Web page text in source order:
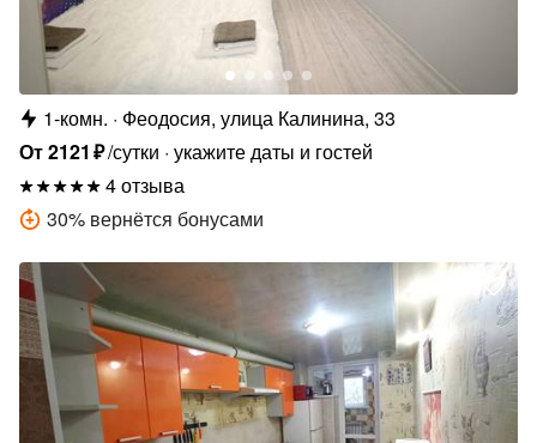
1-комн.
Феодосия, улица Калинина, 33
От2121 ₽/сутки укажите даты и гостей
4 отзыва
30% вернётся бонусами